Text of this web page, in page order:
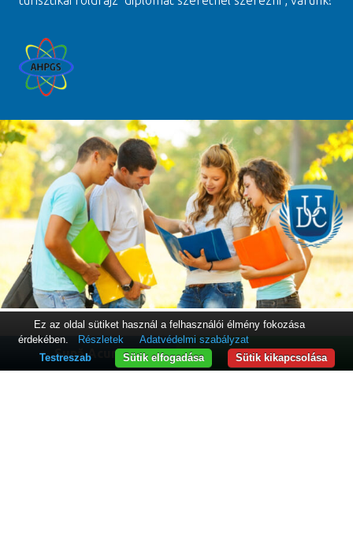
Sună Acum WhatsApp
Ez az oldal sütiket használ a felhasználói élmény fokozása
érdekében.
Részletek
Adatvédelmi szabályzat
Sütik kikapcsolása
Sütik elfogadása
Testreszab